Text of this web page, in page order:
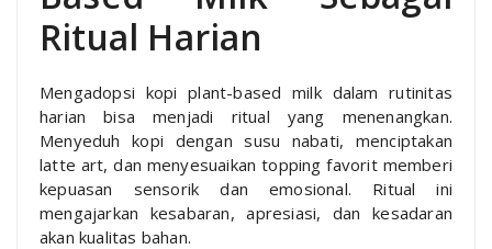
Ritual Harian
Mengadopsi kopi plant-based milk dalam rutinitas
harian bisa menjadi ritual yang menenangkan.
Menyeduh kopi dengan susu nabati, menciptakan
latte art, dan menyesuaikan topping favorit memberi
kepuasan sensorik dan emosional. Ritual ini
mengajarkan kesabaran, apresiasi, dan kesadaran
akan kualitas bahan.